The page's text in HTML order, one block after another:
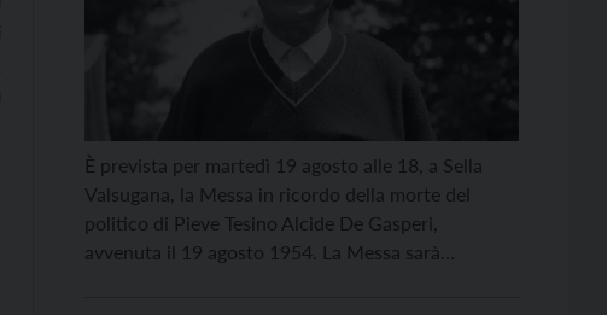
È prevista per martedì 19 agosto alle 18, a Sella
Valsugana, la Messa in ricordo della morte del
politico di Pieve Tesino Alcide De Gasperi,
avvenuta il 19 agosto 1954. La Messa sarà